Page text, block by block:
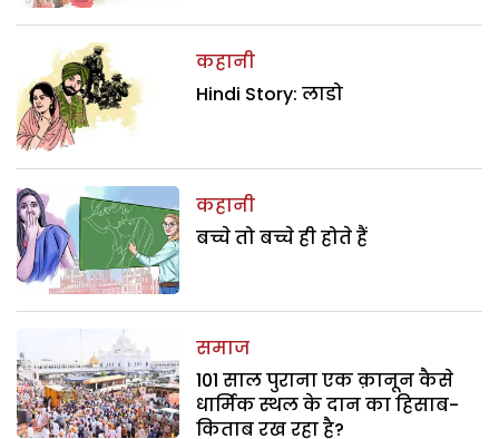
कहानी
Hindi Story: लाडो
कहानी
बच्चे तो बच्चे ही होते हैं
समाज
101 साल पुराना एक क़ानून कैसे
धार्मिक स्थल के दान का हिसाब-
किताब रख रहा है?